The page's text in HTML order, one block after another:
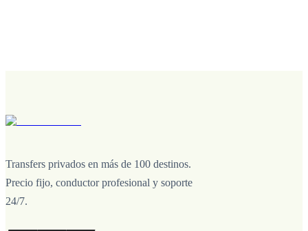
Transfers privados en más de 100 destinos.
Precio fijo, conductor profesional y soporte
24/7.